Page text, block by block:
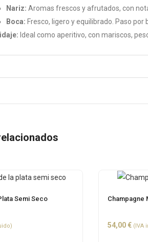
Nariz: Aromas frescos y afrutados, con
Boca: Fresco, ligero y equilibrado. Paso
Ideal como aperitivo, con mariscos,
Semi Seco Champagne
54,00 € (IVA